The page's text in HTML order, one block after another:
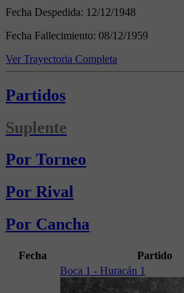
Fecha Despedida: 12/12/1948
Fecha Fallecimiento: 08/12/1959
Ver Trayectoria Completa
Partidos
Suplente
Por Torneo
Por Rival
Por Cancha
Fecha Partido
Boca 1 - Huracán 1